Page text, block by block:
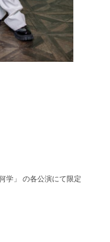
学」 の各公演にて限定